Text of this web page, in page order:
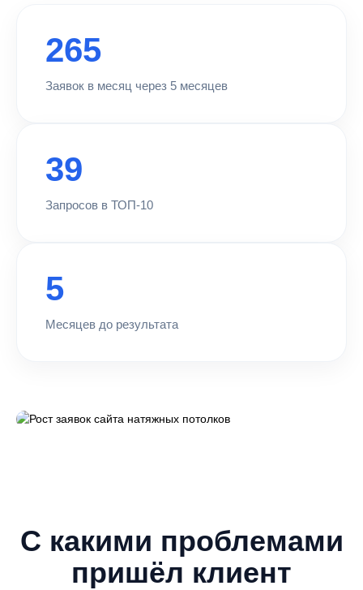
265
Заявок в месяц через 5 месяцев
39
Запросов в ТОП-10
5
Месяцев до результата
С какими проблемами
пришёл клиент